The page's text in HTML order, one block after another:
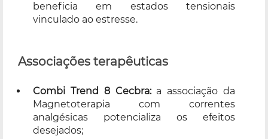
beneficia em estados tensionais
vinculado ao estresse.
Associações terapêuticas
Combi Trend 8 Cecbra:a associação da
Magnetoterapia com correntes
analgésicas potencializa os efeitos
desejados;